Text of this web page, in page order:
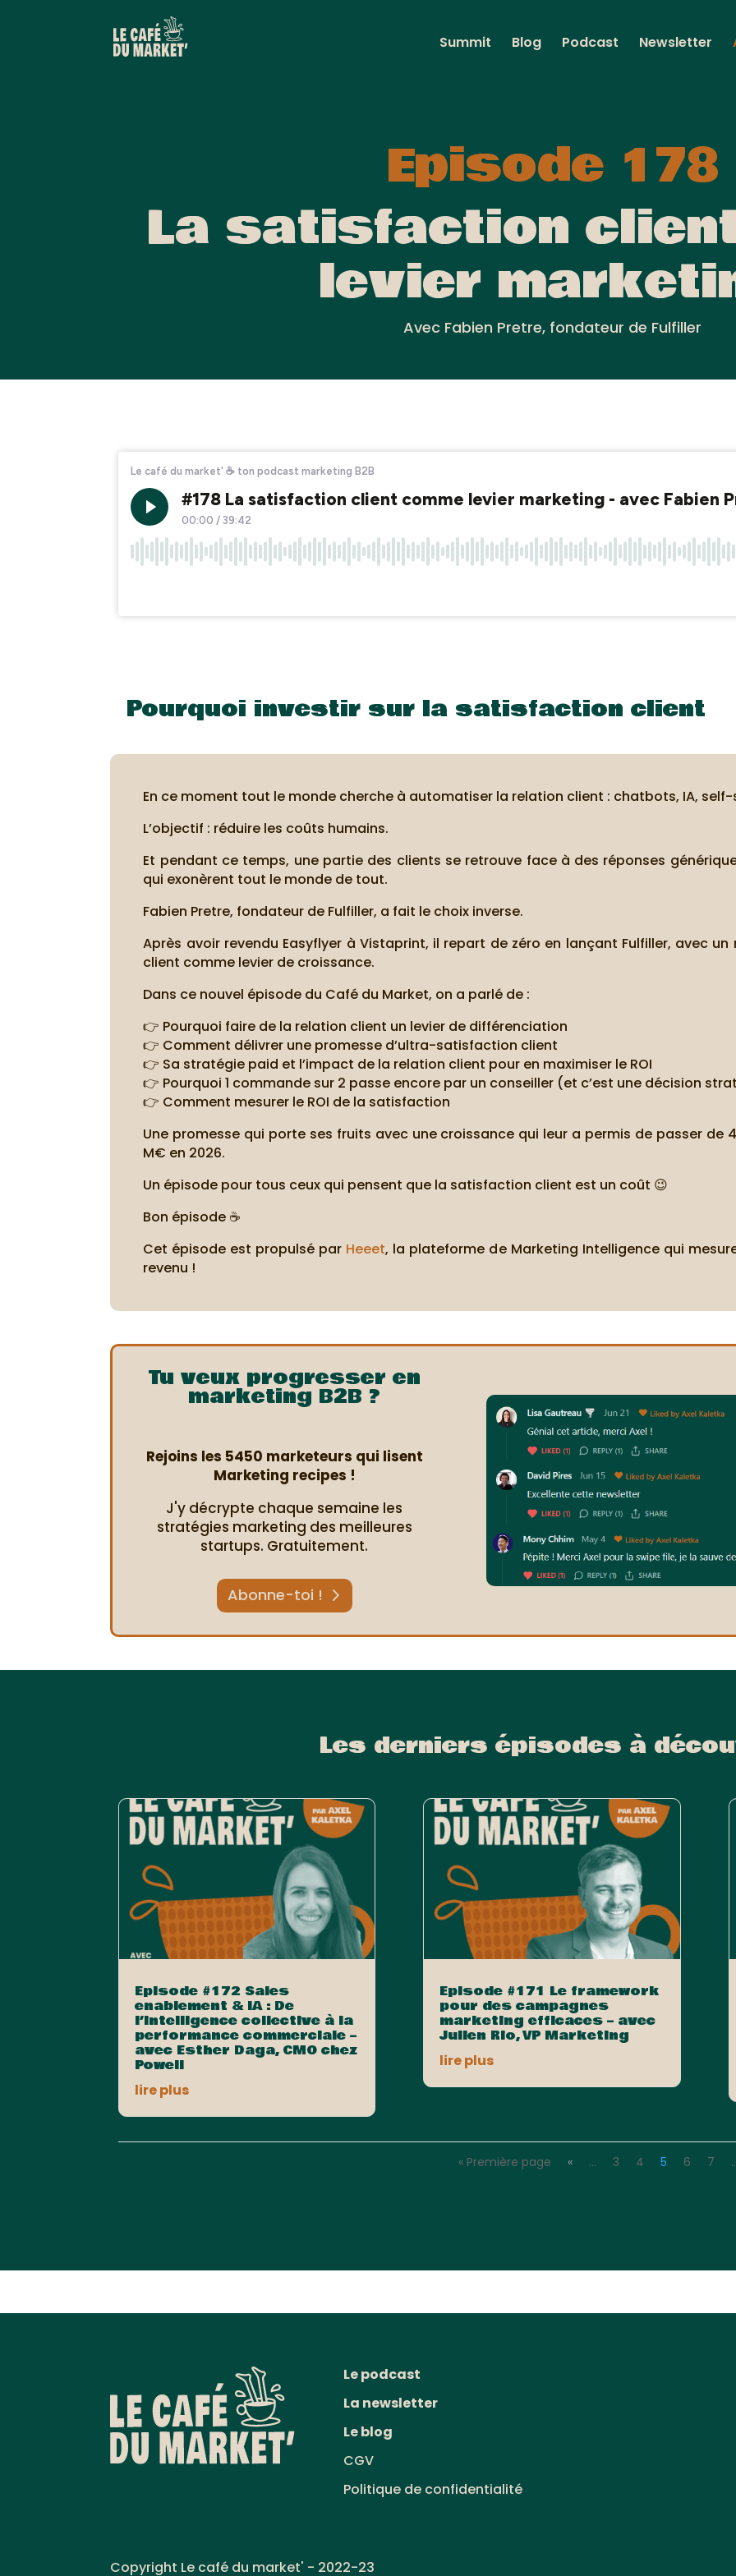
Summit Blog Podcast Newsletter
Episode 178
La satisfaction
levier
Avec Fabien Pretre, fondateur de Fulfiller
Pourquoi investir sur la satisfaction client
En ce moment tout le monde cherche à automatiser la relation client : chatbots, IA,
L’objectif : réduire les coûts humains.
Et pendant ce temps, une partie des clients se retrouve face à des réponses
qui exonèrent tout le monde de tout.
Fabien Pretre, fondateur de Fulfiller, a fait le choix inverse.
Après avoir revendu Easyflyer à Vistaprint, il repart de zéro en lançant Fulfiller, avec
client comme levier de croissance.
Dans ce nouvel épisode du Café du Market, on a parlé de :
👉 Pourquoi faire de la relation client un levier de différenciation
👉 Comment délivrer une promesse d’ultra-satisfaction client
👉 Sa stratégie paid et l’impact de la relation client pour en maximiser le ROI
👉 Pourquoi 1 commande sur 2 passe encore par un conseiller (et c’est une décision
👉 Comment mesurer le ROI de la satisfaction
Une promesse qui porte ses fruits avec une croissance qui leur a permis de passer de
M€ en 2026.
Un épisode pour tous ceux qui pensent que la satisfaction client est un coût 😉
Bon épisode ☕
Cet épisode est propulsé par Heeet, la plateforme de Marketing Intelligence qui
revenu !
Tu veux progresser en
marketing B2B ?
Rejoins les 5450 marketeurs qui lisent
Marketing recipes !
J'y décrypte chaque semaine les
stratégies marketing des meilleures
startups. Gratuitement.
Abonne-toi !
Les derniers épisodes à
Episode #172 Sales
enablement & IA : De
l’intelligence collective à la
performance commerciale –
avec Esther Daga, CMO chez
Powell
lire plus
Episode #171 Le framework
pour des campagnes
marketing efficaces – avec
Julien Rio, VP Marketing
lire plus
« Première page « … 3 4 5 6 7
Le podcast
La newsletter
Le blog
CGV
Politique de confidentialité
Copyright Le café du market' - 2022-23